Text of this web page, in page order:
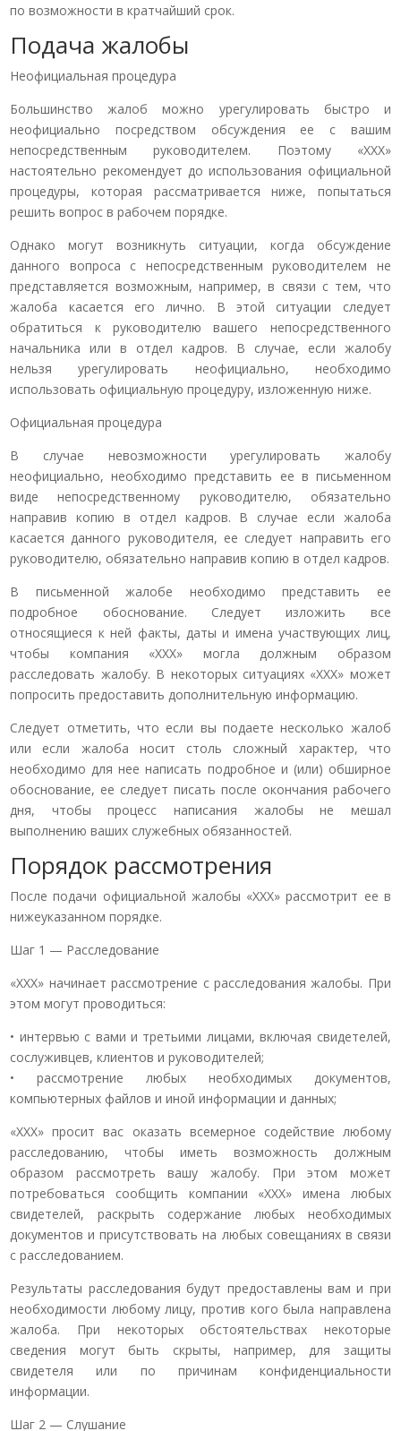
по возможности в кратчайший срок.
Подача жалобы
Неофициальная процедура
Большинство жалоб можно урегулировать быстро и
неофициально посредством обсуждения ее с вашим
непосредственным руководителем. Поэтому «ХХХ»
настоятельно рекомендует до использования официальной
процедуры, которая рассматривается ниже, попытаться
решить вопрос в рабочем порядке.
Однако могут возникнуть ситуации, когда обсуждение
данного вопроса с непосредственным руководителем не
представляется возможным, например, в связи с тем, что
жалоба касается его лично. В этой ситуации следует
обратиться к руководителю вашего непосредственного
начальника или в отдел кадров. В случае, если жалобу
нельзя урегулировать неофициально, необходимо
использовать официальную процедуру, изложенную ниже.
Официальная процедура
В случае невозможности урегулировать жалобу
неофициально, необходимо представить ее в письменном
виде непосредственному руководителю, обязательно
направив копию в отдел кадров. В случае если жалоба
касается данного руководителя, ее следует направить его
руководителю, обязательно направив копию в отдел кадров.
В письменной жалобе необходимо представить ее
подробное обоснование. Следует изложить все
относящиеся к ней факты, даты и имена участвующих лиц,
чтобы компания «ХХХ» могла должным образом
расследовать жалобу. В некоторых ситуациях «ХХХ» может
попросить предоставить дополнительную информацию.
Следует отметить, что если вы подаете несколько жалоб
или если жалоба носит столь сложный характер, что
необходимо для нее написать подробное и (или) обширное
обоснование, ее следует писать после окончания рабочего
дня, чтобы процесс написания жалобы не мешал
выполнению ваших служебных обязанностей.
Порядок рассмотрения
После подачи официальной жалобы «ХХХ» рассмотрит ее в
нижеуказанном порядке.
Шаг 1 — Расследование
«ХХХ» начинает рассмотрение с расследования жалобы. При
этом могут проводиться:
• интервью с вами и третьими лицами, включая свидетелей,
сослуживцев, клиентов и руководителей;
• рассмотрение любых необходимых документов,
компьютерных файлов и иной информации и данных;
«ХХХ» просит вас оказать всемерное содействие любому
расследованию, чтобы иметь возможность должным
образом рассмотреть вашу жалобу. При этом может
потребоваться сообщить компании «ХХХ» имена любых
свидетелей, раскрыть содержание любых необходимых
документов и присутствовать на любых совещаниях в связи
с расследованием.
Результаты расследования будут предоставлены вам и при
необходимости любому лицу, против кого была направлена
жалоба. При некоторых обстоятельствах некоторые
сведения могут быть скрыты, например, для защиты
свидетеля или по причинам конфиденциальности
информации.
Шаг 2 — Слушание